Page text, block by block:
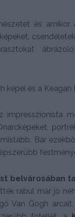
és amikor
impresszionista
Bár
belvárosában
rabul már jó
Van Gogh